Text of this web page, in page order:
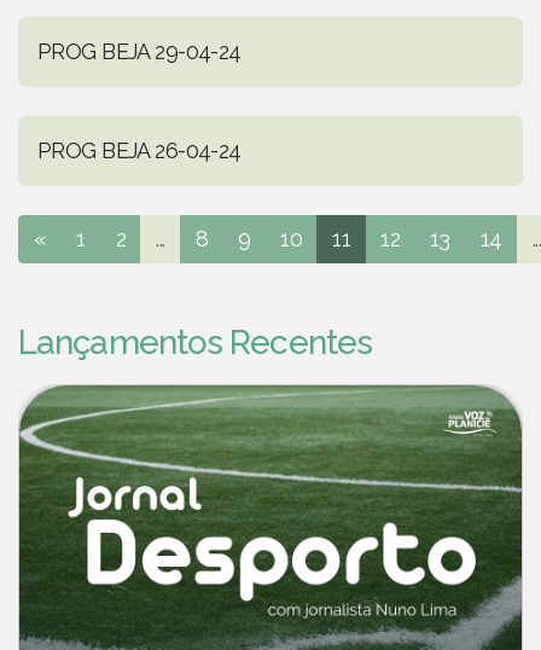
PROG BEJA 29-04-24
PROG BEJA 26-04-24
« 1 2 ... 8 9 10 11 12 13 14 ...
Lançamentos Recentes